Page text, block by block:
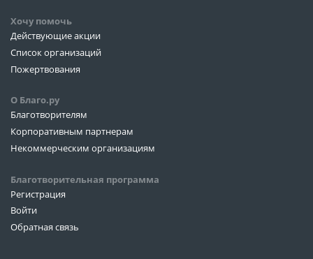
Хочу помочь
Действующие акции
Список организаций
Пожертвования
О Благо.ру
Благотворителям
Корпоративным партнерам
Некоммерческим организациям
Благотворительная программа
Регистрация
Войти
Обратная связь